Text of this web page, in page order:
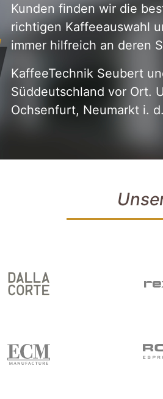
Kunden finden wir die
richtigen Kaffeeauswahl
immer hilfreich an deren
KaffeeTechnik Seubert
Süddeutschland vor Ort.
Ochsenfurt, Neumarkt i.